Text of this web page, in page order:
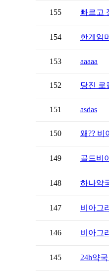
155 빠르고
154 한게임
153 aaaaa
152 당진 로
151 asdas
150 왜?? 비
149 골드비
148 하나약
147 비아그
146 비아그
145 24h약